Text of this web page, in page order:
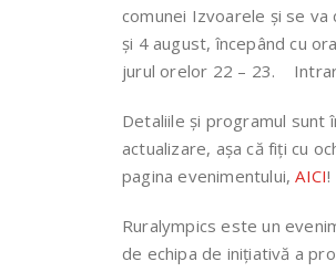
comunei Izvoarele și se
și 4 august, începând cu
jurul orelor 22 – 23.
Detaliile și programul sunt
actualizare, așa că fiți cu
pagina evenimentului,AICI!
Ruralympics este un
de echipa de inițiativă a